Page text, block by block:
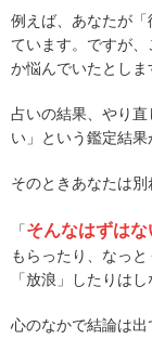
例えば、あなたが
ています。ですが
か悩んでいたとしま
占いの結果、やり
い」という鑑定結果
そのときあなたは
「そんなはずはな
もらったり、なっ
「放浪」したりは
心のなかで結論は